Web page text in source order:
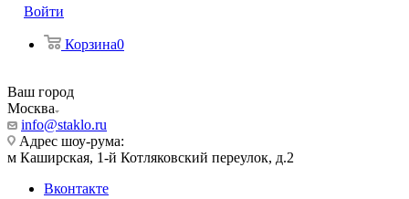
Войти
Корзина0
Ваш город
Москва
info@staklo.ru
Адрес шоу-рума:
м Каширская, 1-й Котляковский переулок, д.2
Вконтакте